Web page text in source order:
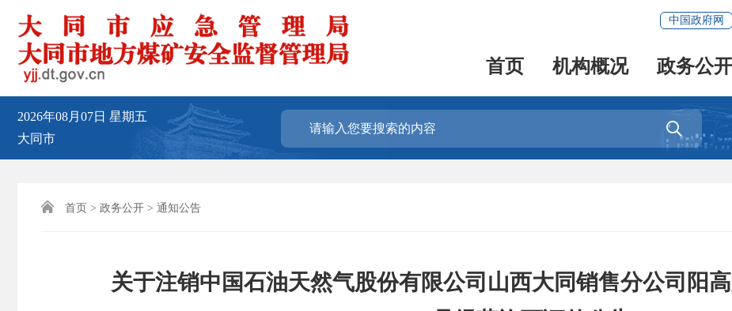
中国政府网
首页 机构概况 政务公开
2026年08月07日 星期五
大同市

 首页 > 政务公开 > 通知公告
关于注销中国石油天然气股份有限公司山西大同销售分公司阳